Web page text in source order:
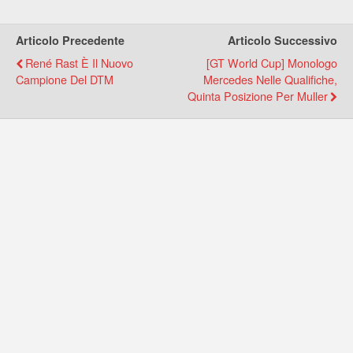
Articolo Precedente
René Rast È Il Nuovo
Campione Del DTM
Articolo Successivo
[GT World Cup] Monologo
Mercedes Nelle Qualifiche,
Quinta Posizione Per Muller